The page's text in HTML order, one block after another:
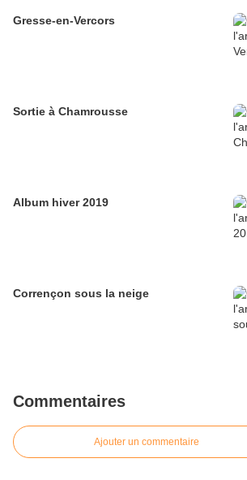
Gresse-en-Vercors
Sortie à Chamrousse
Album hiver 2019
Corrençon sous la neige
Commentaires
Ajouter un commentaire